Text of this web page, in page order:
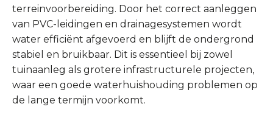
terreinvoorbereiding. Door het correct aanleggen
van PVC-leidingen en drainagesystemen wordt
water efficiënt afgevoerd en blijft de ondergrond
stabiel en bruikbaar. Dit is essentieel bij zowel
tuinaanleg als grotere infrastructurele projecten,
waar een goede waterhuishouding problemen op
de lange termijn voorkomt.